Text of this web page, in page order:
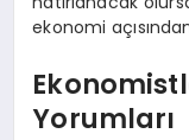
ekonomi
Yorumları